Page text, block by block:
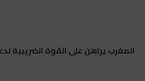
المغرب يراهن على القوة الضريبية